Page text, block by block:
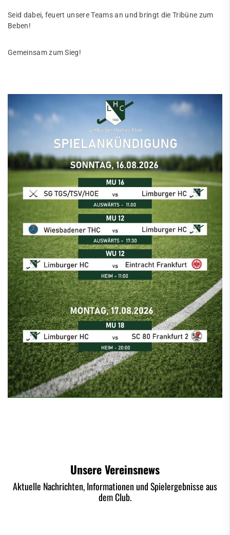
Seid dabei, feuert unsere Teams an und bringt die Tribüne zum
Beben!
Gemeinsam zum Sieg!
Unsere Vereinsnews
Aktuelle Nachrichten, Informationen und Spielergebnisse aus
dem Club.